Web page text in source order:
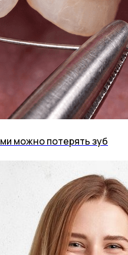
можно потерять зуб